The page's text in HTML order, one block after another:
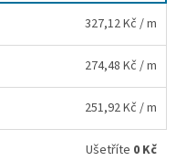
327,12 Kč / m
274,48 Kč / m
251,92 Kč / m
Ušetříte 0 Kč